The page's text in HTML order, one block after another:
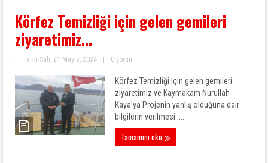
Körfez Temizliği için gelen gemileri
ziyaretimiz…
| Tarih:Salı, 21 Mayıs, 2024 | 0 yorum
Körfez Temizliği için gelen gemileri
ziyaretimiz ve Kaymakam Nurullah
Kaya'ya Projenin yanlış olduğuna dair
bilgilerin verilmesi. ...
Tamamını oku